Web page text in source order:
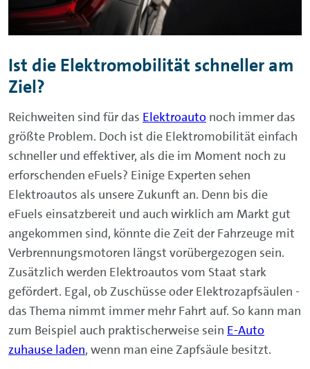
Ist die Elektromobilität schneller am
Ziel?
Reichweiten sind für das Elektroauto noch immer das
größte Problem. Doch ist die Elektromobilität einfach
schneller und effektiver, als die im Moment noch zu
erforschenden eFuels? Einige Experten sehen
Elektroautos als unsere Zukunft an. Denn bis die
eFuels einsatzbereit und auch wirklich am Markt gut
angekommen sind, könnte die Zeit der Fahrzeuge mit
Verbrennungsmotoren längst vorübergezogen sein.
Zusätzlich werden Elektroautos vom Staat stark
gefördert. Egal, ob Zuschüsse oder Elektrozapfsäulen -
das Thema nimmt immer mehr Fahrt auf. So kann man
zum Beispiel auch praktischerweise sein E-Auto
zuhause laden, wenn man eine Zapfsäule besitzt.